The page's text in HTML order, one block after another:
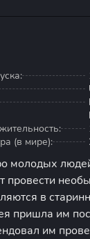
(в мире):
молодых
провести
в
пришла им
им